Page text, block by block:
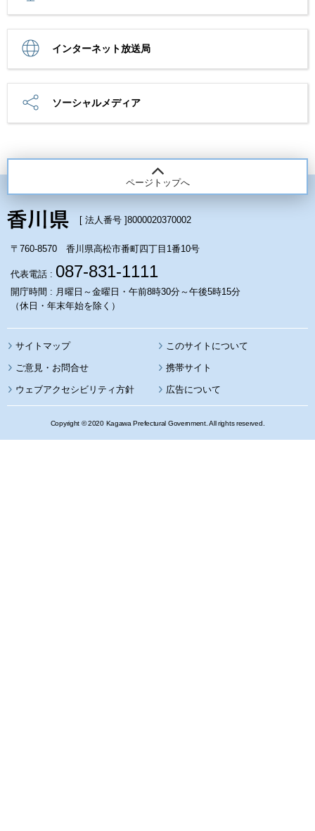
インターネット放送局
ソーシャルメディア
ページトップへ
[ 法人番号 ]8000020370002
〒760-8570 香川県高松市番町四丁目1番10号
代表電話 : 087-831-1111
開庁時間 : 月曜日～金曜日・午前8時30分～午後5時15分
（休日・年末年始を除く）
サイトマップ このサイトについて
携帯サイト
ウェブアクセシビリティ方針 広告について
Copyright © 2020 Kagawa Prefectural Government. All rights reserved.